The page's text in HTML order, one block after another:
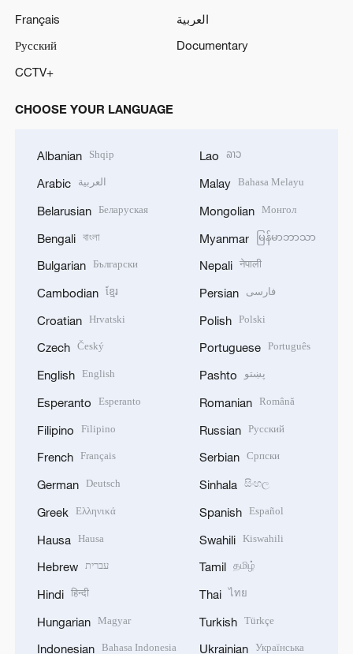
Français
العربية
Русский
Documentary
CCTV+
CHOOSE YOUR LANGUAGE
Albanian Shqip
Arabic العربية
Belarusian Беларуская
Bengali বাংলা
Bulgarian Български
Cambodian ខ្មែរ
Croatian Hrvatski
Czech Český
English English
Esperanto Esperanto
Filipino Filipino
French Français
German Deutsch
Greek Ελληνικά
Hausa Hausa
Hebrew עברית
Hindi हिन्दी
Hungarian Magyar
Indonesian Bahasa Indonesia
Lao ລາວ
Malay Bahasa Melayu
Mongolian Монгол
Myanmar မြန်မာဘာသာ
Nepali नेपाली
Persian فارسی
Polish Polski
Portuguese Português
Pashto پښتو
Romanian Română
Russian Русский
Serbian Српски
Sinhala සිංහල
Spanish Español
Swahili Kiswahili
Tamil தமிழ்
Thai ไทย
Turkish Türkçe
Ukrainian Українська